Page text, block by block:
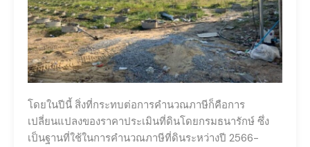
โดยในปีนี้ สิ่งที่กระทบต่อการคำนวณภาษีก็คือการ
เปลี่ยนแปลงของราคาประเมินที่ดินโดยกรมธนารักษ์ ซึ่ง
เป็นฐานที่ใช้ในการคำนวณภาษีที่ดินระหว่างปี 2566-